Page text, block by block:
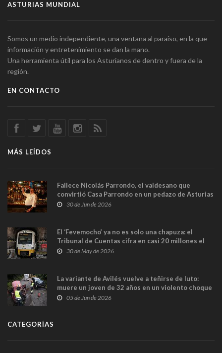
ASTURIAS MUNDIAL
Somos un medio independiente, una ventana al paraíso, en la que
información y entretenimiento se dan la mano.
Una herramienta útil para los Asturianos de dentro y fuera de la
región.
EN CONTACTO
MÁS LEÍDOS
Fallece Nicolás Parrondo, el valdesano que
convirtió Casa Parrondo en un pedazo de Asturias
en Madrid
30 de Jun de 2026
El ‘Fevemocho’ ya no es solo una chapuza: el
Tribunal de Cuentas cifra en casi 20 millones el
sobrecoste de los trenes que no cabían por los
30 de May de 2026
La variante de Avilés vuelve a teñirse de luto:
muere un joven de 32 años en un violento choque
frontal
05 de Jun de 2026
CATEGORÍAS